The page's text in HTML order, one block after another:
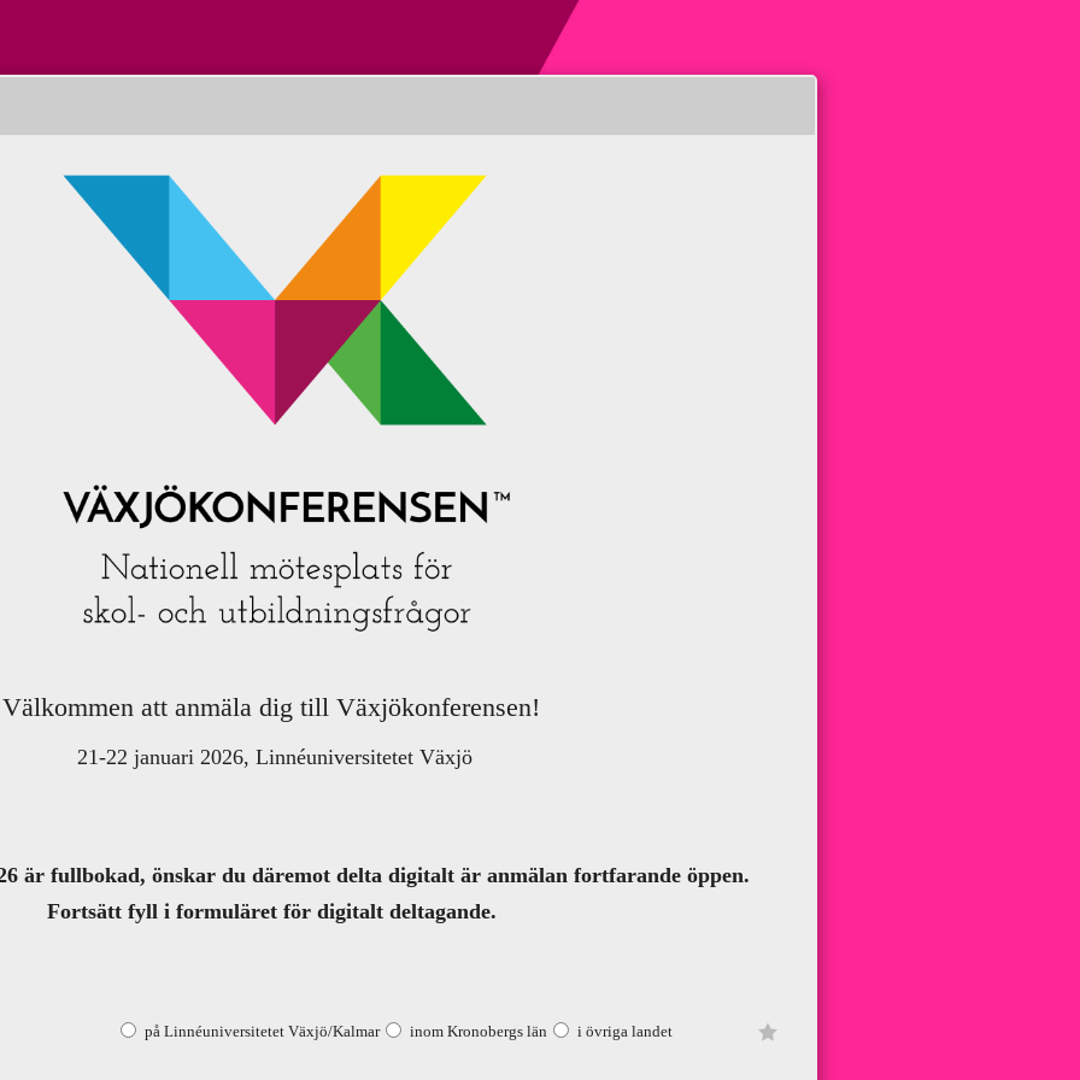
Välkommen att anmäla dig till Växjökonferensen!
21-22 januari 2026, Linnéuniversitetet Växjö
är fullbokad, önskar du däremot delta digitalt är anmälan fortfarande öppen.
Fortsätt fyll i formuläret för digitalt deltagande.
på Linnéuniversitetet Växjö/Kalmar inom Kronobergs län i övriga landet